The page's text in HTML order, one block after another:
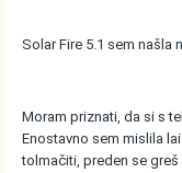
Solar Fire 5.1 sem našla
Moram priznati, da si s
Enostavno sem mislila
tolmačiti, preden se